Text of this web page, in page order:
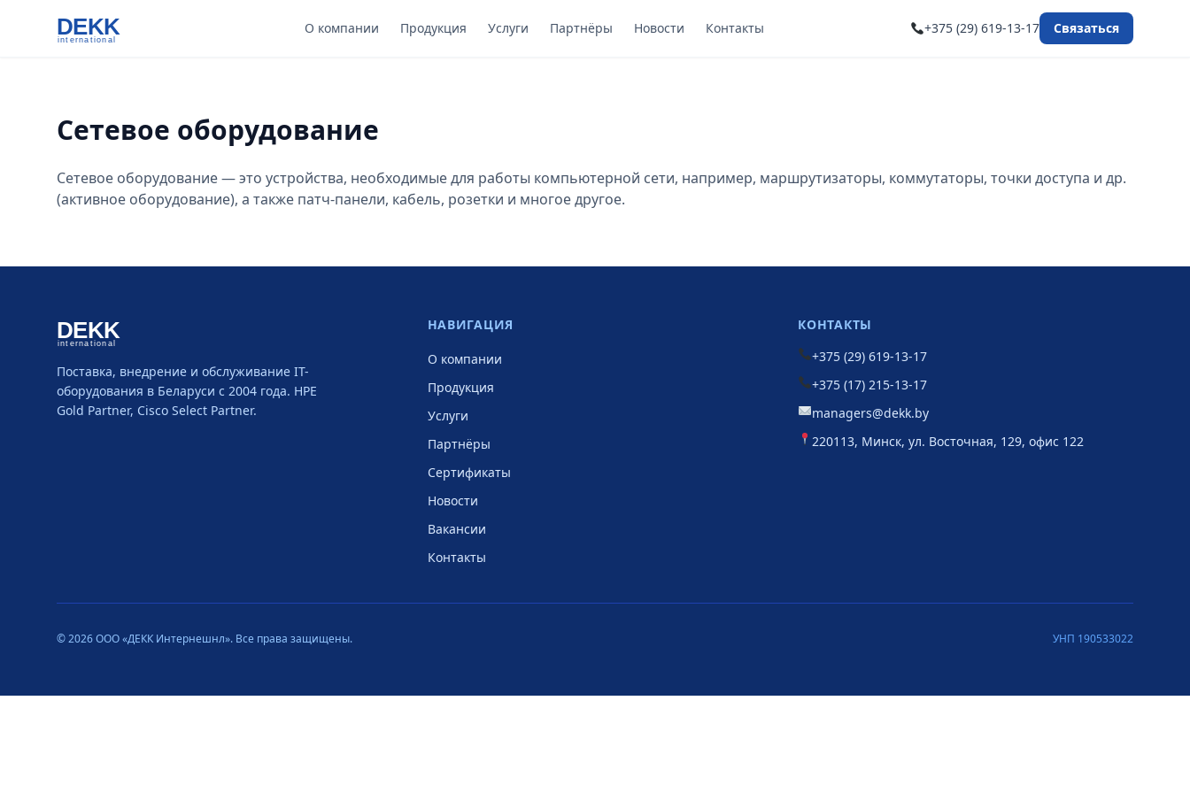
DEKK
international
О компании Продукция Услуги Партнёры Новости Контакты +375 (29) 619-13-17 Связаться
Сетевое оборудование
Сетевое оборудование — это устройства, необходимые для работы компьютерной сети, например, маршрутизаторы, коммутаторы, точки доступа и др.
(активное оборудование), а также патч-панели, кабель, розетки и многое другое.
DEKK
international
Поставка, внедрение и обслуживание IT-
оборудования в Беларуси с 2004 года. HPE
Gold Partner, Cisco Select Partner.
НАВИГАЦИЯ
О компании
Продукция
Услуги
Партнёры
Сертификаты
Новости
Вакансии
Контакты
КОНТАКТЫ
+375 (29) 619-13-17
+375 (17) 215-13-17
managers@dekk.by
220113, Минск, ул. Восточная, 129, офис 122
© 2026 ООО «ДЕКК Интернешнл». Все права защищены. УНП 190533022